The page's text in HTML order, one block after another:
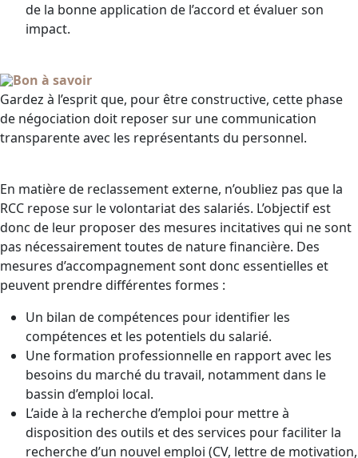
de la bonne application de l’accord et évaluer son
impact.
Bon à savoir
Gardez à l’esprit que, pour être constructive, cette phase
de négociation doit reposer sur une communication
transparente avec les représentants du personnel.
En matière de reclassement externe, n’oubliez pas que la
RCC repose sur le volontariat des salariés. L’objectif est
donc de leur proposer des mesures incitatives qui ne sont
pas nécessairement toutes de nature financière. Des
mesures d’accompagnement sont donc essentielles et
peuvent prendre différentes formes :
Un bilan de compétences pour identifier les
compétences et les potentiels du salarié.
Une formation professionnelle en rapport avec les
besoins du marché du travail, notamment dans le
bassin d’emploi local.
L’aide à la recherche d’emploi pour mettre à
disposition des outils et des services pour faciliter la
recherche d’un nouvel emploi (CV, lettre de motivation,